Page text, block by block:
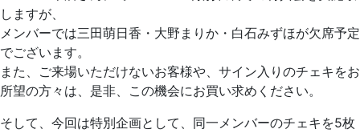
しますが、
メンバーでは三田萌日香・大野まりか・白石みずほが欠席予定
でございます。
また、ご来場いただけないお客様や、サイン入りのチェキをお
所望の方々は、是非、この機会にお買い求めください。
そして、今回は特別企画として、同一メンバーのチェキを5枚